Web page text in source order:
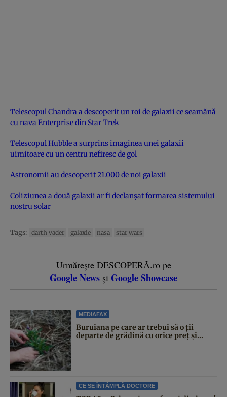
Telescopul Chandra a descoperit un roi de galaxii ce seamănă
cu nava Enterprise din Star Trek
Telescopul Hubble a surprins imaginea unei galaxii
uimitoare cu un centru nefiresc de gol
Astronomii au descoperit 21.000 de noi galaxii
Coliziunea a două galaxii ar fi declanșat formarea sistemului
nostru solar
Tags: darth vader galaxie nasa star wars
Urmărește DESCOPERĂ.ro pe
Google News și Google Showcase
MEDIAFAX
Buruiana pe care ar trebui să o ții
departe de grădină cu orice preț și...
CE SE ÎNTÂMPLĂ DOCTORE